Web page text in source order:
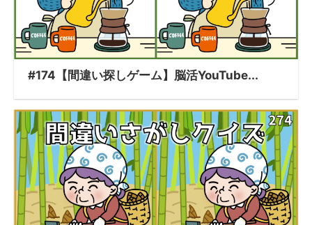
#174【間違い探しゲーム】脳活YouTube...